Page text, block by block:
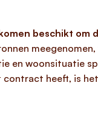
beschikt om
en woonsituatie
heeft, is